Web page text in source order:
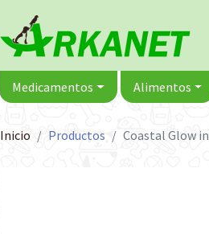
Medicamentos Alimentos
Inicio Productos Coastal Glow